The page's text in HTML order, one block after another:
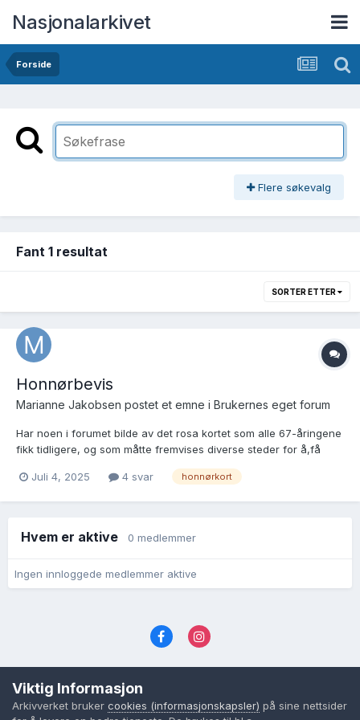
Nasjonalarkivet
Forside
Flere søkevalg
Fant 1 resultat
SORTER ETTER
Honnørbevis
Marianne Jakobsen postet et emne i Brukernes eget forum
Har noen i forumet bilde av det rosa kortet som alle 67-åringene
fikk tidligere, og som måtte fremvises diverse steder for å,få
Juli 4, 2025
4 svar honnørkort
Hvem er aktive 0 medlemmer
Ingen innloggede medlemmer aktive
Cookies (informasjonskapsler)
Powered by Invision Community
Viktig Informasjon
Arkivverket bruker cookies (informasjonskapsler) på sine nettsider